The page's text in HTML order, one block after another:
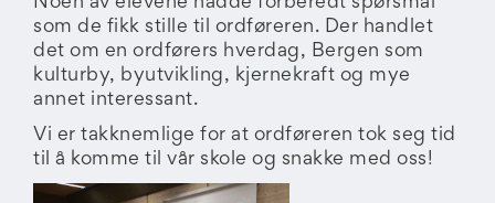
Noen av elevene hadde forberedt spørsmål
som de fikk stille til ordføreren. Der handlet
det om en ordførers hverdag, Bergen som
kulturby, byutvikling, kjernekraft og mye
annet interessant.
Vi er takknemlige for at ordføreren tok seg tid
til å komme til vår skole og snakke med oss!